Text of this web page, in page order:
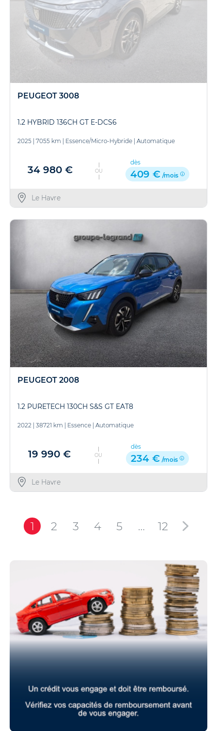
PEUGEOT 3008
1.2 HYBRID 136CH GT E-DCS6
2025 7055 km Essence/Micro-Hybride Automatique
34 980 € OU
dès
409 € /mois
Le Havre
PEUGEOT 2008
1.2 PURETECH 130CH S&S GT EAT8
2022 38721 km Essence Automatique
19 990 € OU
dès
234 € /mois
Le Havre
1 2 3 4 5 … 12